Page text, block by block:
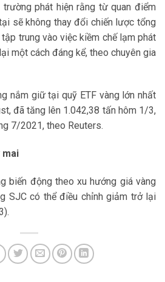
phát hiện rằng từ quan điểm
sẽ không thay đổi chiến lược tổng
trung vào việc kiềm chế lạm phát
một cách đáng kể, theo chuyên gia
nắm giữ tại quỹ ETF vàng lớn nhất
đã tăng lên 1.042,38 tấn hôm 1/3,
7/2021, theo Reuters.
mai
biến động theo xu hướng giá vàng
SJC có thể điều chỉnh giảm trở lại